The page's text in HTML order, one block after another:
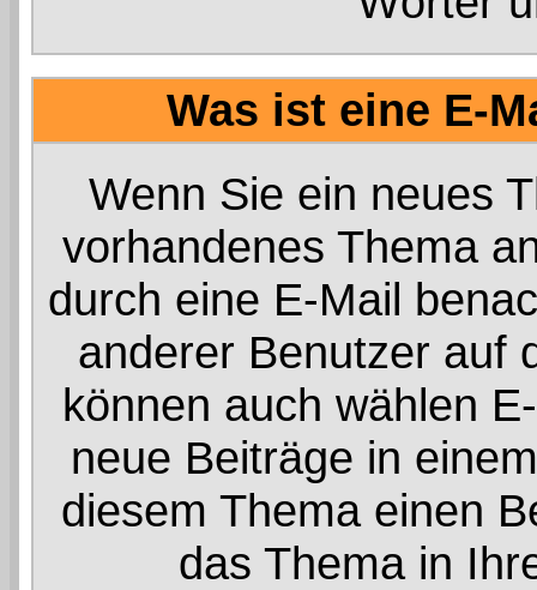
Was ist eine E-
Wenn Sie ein neues
vorhandenes Thema
durch eine E-Mail
anderer Benutzer auf
können auch wählen
neue Beiträge in
diesem Thema einen
das Thema in